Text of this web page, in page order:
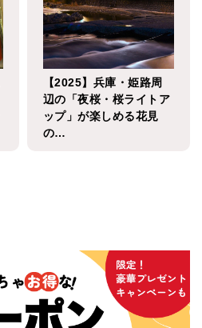
【2025】兵庫・姫路周
辺の「夜桜・桜ライトア
ップ」が楽しめる花見
の…